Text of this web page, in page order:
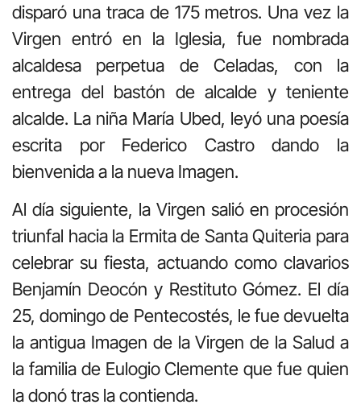
disparó una traca de 175 metros. Una vez la
Virgen entró en la Iglesia, fue nombrada
alcaldesa perpetua de Celadas, con la
entrega del bastón de alcalde y teniente
alcalde. La niña María Ubed, leyó una poesía
escrita por Federico Castro dando la
bienvenida a la nueva Imagen.
Al día siguiente, la Virgen salió en procesión
triunfal hacia la Ermita de Santa Quiteria para
celebrar su fiesta, actuando como clavarios
Benjamín Deocón y Restituto Gómez. El día
25, domingo de Pentecostés, le fue devuelta
la antigua Imagen de la Virgen de la Salud a
la familia de Eulogio Clemente que fue quien
la donó tras la contienda.